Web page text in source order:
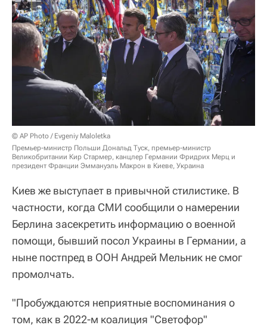
© AP Photo / Evgeniy Maloletka
Премьер-министр Польши Дональд Туск, премьер-министр
Великобритании Кир Стармер, канцлер Германии Фридрих Мерц и
президент Франции Эммануэль Макрон в Киеве, Украина
Киев же выступает в привычной стилистике. В
частности, когда СМИ сообщили о намерении
Берлина засекретить информацию о военной
помощи, бывший посол Украины в Германии, а
ныне постпред в ООН Андрей Мельник не смог
промолчать.
"Пробуждаются неприятные воспоминания о
том, как в 2022-м коалиция "Светофор"